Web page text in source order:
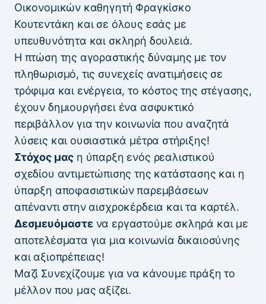
Οικονομικών καθηγητή Φραγκίσκο
Κουτεντάκη και σε όλους εσάς με
υπευθυνότητα και σκληρή δουλειά.
Η πτώση της αγοραστικής δύναμης με τον
πληθωρισμό, τις συνεχείς ανατιμήσεις σε
τρόφιμα και ενέργεια, το κόστος της στέγασης,
έχουν δημιουργήσει ένα ασφυκτικό
περιβάλλον για την κοινωνία που αναζητά
λύσεις και ουσιαστικά μέτρα στήριξης!
Στόχος μας η ύπαρξη ενός ρεαλιστικού
σχεδίου αντιμετώπισης της κατάστασης και η
ύπαρξη αποφασιστικών παρεμβάσεων
απέναντι στην αισχροκέρδεια και τα καρτέλ.
Δεσμευόμαστενα εργαστούμε σκληρά και με
αποτελέσματα για μια κοινωνία δικαιοσύνης
και αξιοπρέπειας!
Μαζί Συνεχίζουμε για να κάνουμε πράξη το
μέλλον που μας αξίζει.